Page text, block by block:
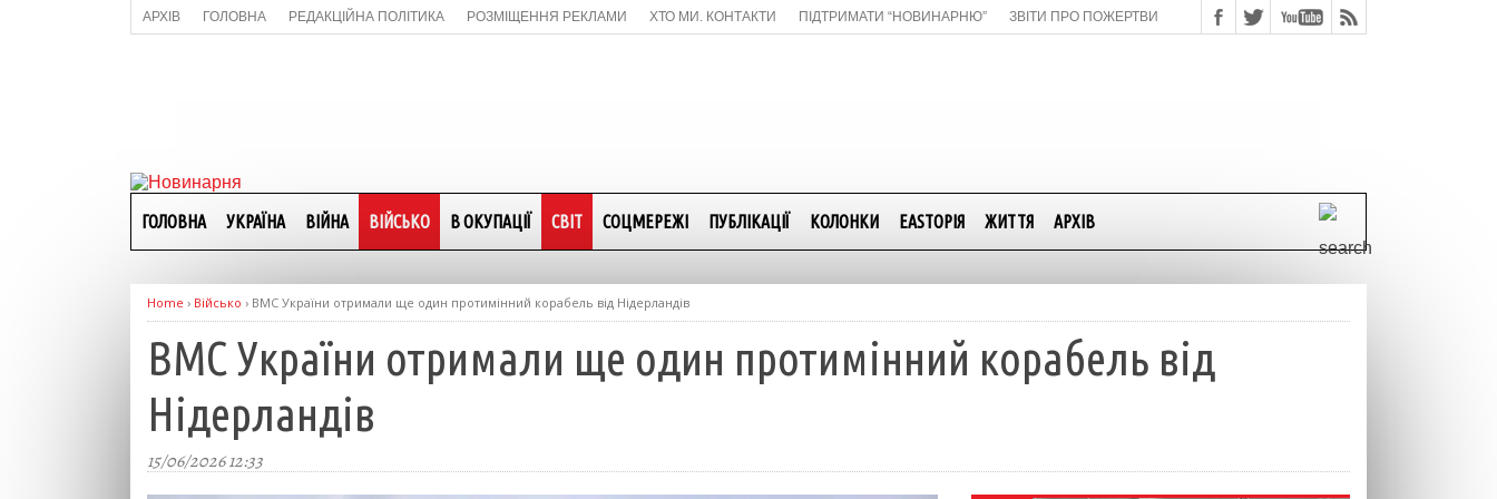
АРХІВ ГОЛОВНА РЕДАКЦІЙНА ПОЛІТИКА РОЗМІЩЕННЯ РЕКЛАМИ ХТО МИ. КОНТАКТИ ПІДТРИМАТИ “НОВИНАРНЮ” ЗВІТИ ПРО ПОЖЕРТВИ
ГОЛОВНА УКРАЇНА ВІЙНА ВІЙСЬКО В ОКУПАЦІЇ СВІТ СОЦМЕРЕЖІ ПУБЛІКАЦІЇ КОЛОНКИ EASTОРІЯ ЖИТТЯ АРХІВ
Home › Військо › ВМС України отримали ще один протимінний корабель від Нідерландів
ВМС України отримали ще один протимінний корабель від
Нідерландів
15/06/2026 12:33